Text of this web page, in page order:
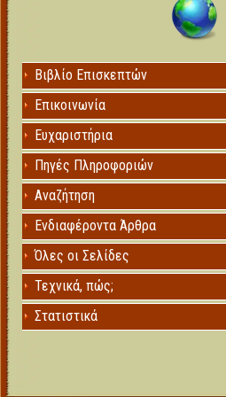
Βιβλίο Επισκεπτών
Επικοινωνία
Ευχαριστήρια
Πηγές Πληροφοριών
Αναζήτηση
Ενδιαφέροντα Άρθρα
Όλες οι Σελίδες
Τεχνικά, πώς;
Στατιστικά